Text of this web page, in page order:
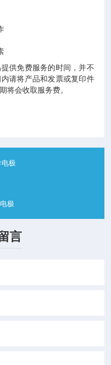
供免费服务的时间，并不
请将产品和发票或复印件
将会收取服务费。
极
极
言